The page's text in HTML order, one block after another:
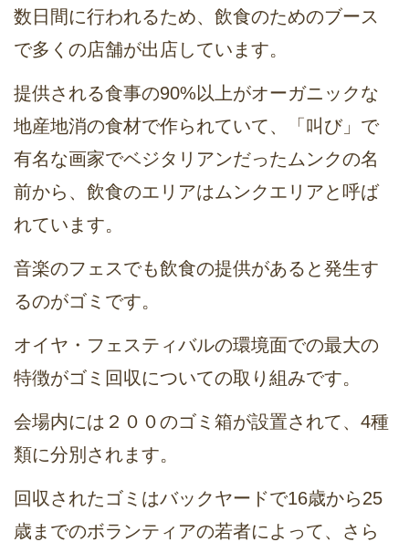
数日間に行われるため、飲食のためのブース
で多くの店舗が出店しています。
提供される食事の90%以上がオーガニックな
地産地消の食材で作られていて、「叫び」で
有名な画家でベジタリアンだったムンクの名
前から、飲食のエリアはムンクエリアと呼ば
れています。
音楽のフェスでも飲食の提供があると発生す
るのがゴミです。
オイヤ・フェスティバルの環境面での最大の
特徴がゴミ回収についての取り組みです。
会場内には２００のゴミ箱が設置されて、4種
類に分別されます。
回収されたゴミはバックヤードで16歳から25
歳までのボランティアの若者によって、さら